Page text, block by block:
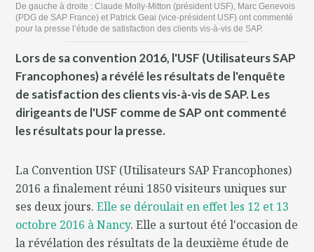
De gauche à droite : Claude Molly-Mitton (président USF), Marc Genevois
(PDG de SAP France) et Patrick Geai (vice-président USF) ont commenté
pour la presse l’étude de satisfaction des clients vis-à-vis de SAP.
Lors de sa convention 2016, l'USF (Utilisateurs SAP
Francophones) a révélé les résultats de l'enquête
de satisfaction des clients vis-à-vis de SAP. Les
dirigeants de l'USF comme de SAP ont commenté
les résultats pour la presse.
La Convention USF (Utilisateurs SAP Francophones)
2016 a finalement réuni 1850 visiteurs uniques sur
ses deux jours.Elle se déroulait en effet les 12 et 13
octobre 2016 à Nancy. Elle a surtout été l'occasion de
la révélation des résultats de la deuxième étude de